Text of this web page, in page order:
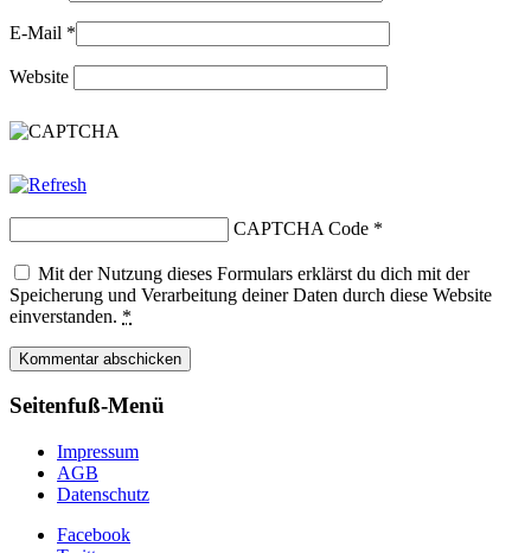
E-Mail *
Website
CAPTCHA Code *
Mit der Nutzung dieses Formulars erklärst du dich mit der
Speicherung und Verarbeitung deiner Daten durch diese Website
einverstanden. *
Seitenfuß-Menü
Impressum
AGB
Datenschutz
Facebook